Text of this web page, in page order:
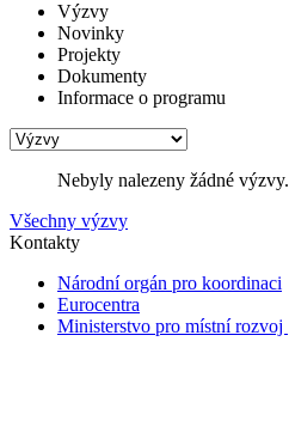
Výzvy
Novinky
Projekty
Dokumenty
Informace o programu
Nebyly nalezeny žádné výzvy.
Všechny výzvy
Kontakty
Národní orgán pro koordinaci
Eurocentra
Ministerstvo pro místní rozvoj